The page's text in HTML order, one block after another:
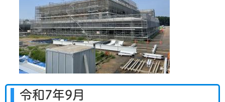
令和7年9月